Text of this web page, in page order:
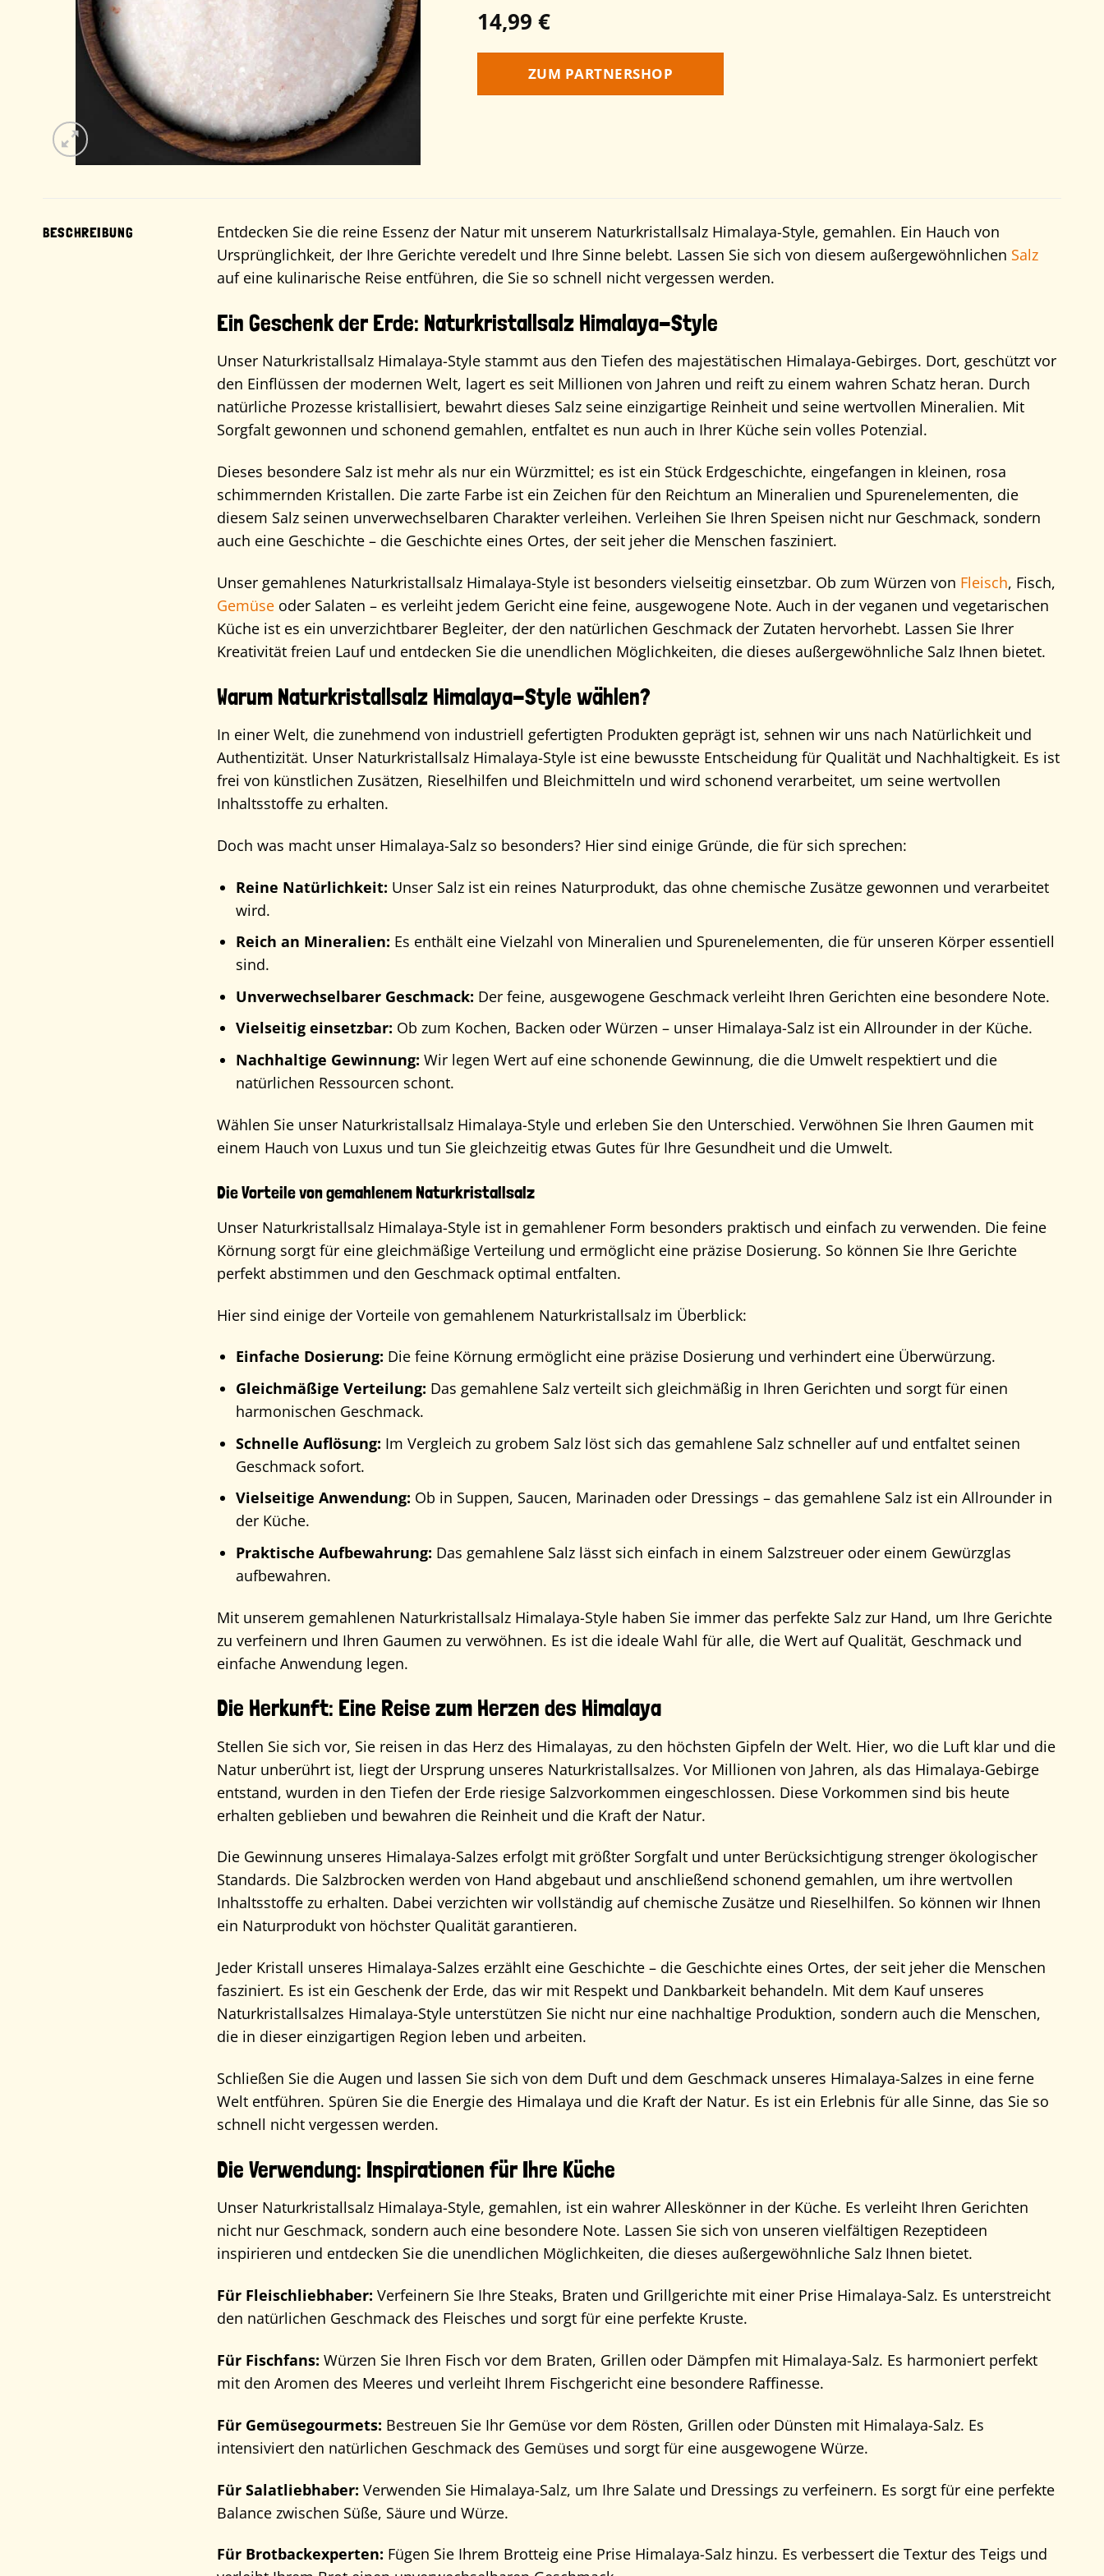
14,99€
ZUM PARTNERSHOP
BESCHREIBUNG
Entdecken Sie die reine Essenz der Natur mit unserem Naturkristallsalz Himalaya-Style, gemahlen. Ein Hauch von
Ursprünglichkeit, der Ihre Gerichte veredelt und Ihre Sinne belebt. Lassen Sie sich von diesem außergewöhnlichen Salz
auf eine kulinarische Reise entführen, die Sie so schnell nicht vergessen werden.
Ein Geschenk der Erde: Naturkristallsalz Himalaya-Style
Unser Naturkristallsalz Himalaya-Style stammt aus den Tiefen des majestätischen Himalaya-Gebirges. Dort, geschützt vor
den Einflüssen der modernen Welt, lagert es seit Millionen von Jahren und reift zu einem wahren Schatz heran. Durch
natürliche Prozesse kristallisiert, bewahrt dieses Salz seine einzigartige Reinheit und seine wertvollen Mineralien. Mit
Sorgfalt gewonnen und schonend gemahlen, entfaltet es nun auch in Ihrer Küche sein volles Potenzial.
Dieses besondere Salz ist mehr als nur ein Würzmittel; es ist ein Stück Erdgeschichte, eingefangen in kleinen, rosa
schimmernden Kristallen. Die zarte Farbe ist ein Zeichen für den Reichtum an Mineralien und Spurenelementen, die
diesem Salz seinen unverwechselbaren Charakter verleihen. Verleihen Sie Ihren Speisen nicht nur Geschmack, sondern
auch eine Geschichte – die Geschichte eines Ortes, der seit jeher die Menschen fasziniert.
Unser gemahlenes Naturkristallsalz Himalaya-Style ist besonders vielseitig einsetzbar. Ob zum Würzen von Fleisch, Fisch,
Gemüseoder Salaten – es verleiht jedem Gericht eine feine, ausgewogene Note. Auch in der veganen und vegetarischen
Küche ist es ein unverzichtbarer Begleiter, der den natürlichen Geschmack der Zutaten hervorhebt. Lassen Sie Ihrer
Kreativität freien Lauf und entdecken Sie die unendlichen Möglichkeiten, die dieses außergewöhnliche Salz Ihnen bietet.
Warum Naturkristallsalz Himalaya-Style wählen?
In einer Welt, die zunehmend von industriell gefertigten Produkten geprägt ist, sehnen wir uns nach Natürlichkeit und
Authentizität. Unser Naturkristallsalz Himalaya-Style ist eine bewusste Entscheidung für Qualität und Nachhaltigkeit. Es ist
frei von künstlichen Zusätzen, Rieselhilfen und Bleichmitteln und wird schonend verarbeitet, um seine wertvollen
Inhaltsstoffe zu erhalten.
Doch was macht unser Himalaya-Salz so besonders? Hier sind einige Gründe, die für sich sprechen:
Reine Natürlichkeit: Unser Salz ist ein reines Naturprodukt, das ohne chemische Zusätze gewonnen und verarbeitet
wird.
Reich an Mineralien: Es enthält eine Vielzahl von Mineralien und Spurenelementen, die für unseren Körper essentiell
sind.
Unverwechselbarer Geschmack: Der feine, ausgewogene Geschmack verleiht Ihren Gerichten eine besondere Note.
Vielseitig einsetzbar: Ob zum Kochen, Backen oder Würzen – unser Himalaya-Salz ist ein Allrounder in der Küche.
Nachhaltige Gewinnung: Wir legen Wert auf eine schonende Gewinnung, die die Umwelt respektiert und die
natürlichen Ressourcen schont.
Wählen Sie unser Naturkristallsalz Himalaya-Style und erleben Sie den Unterschied. Verwöhnen Sie Ihren Gaumen mit
einem Hauch von Luxus und tun Sie gleichzeitig etwas Gutes für Ihre Gesundheit und die Umwelt.
Die Vorteile von gemahlenem Naturkristallsalz
Unser Naturkristallsalz Himalaya-Style ist in gemahlener Form besonders praktisch und einfach zu verwenden. Die feine
Körnung sorgt für eine gleichmäßige Verteilung und ermöglicht eine präzise Dosierung. So können Sie Ihre Gerichte
perfekt abstimmen und den Geschmack optimal entfalten.
Hier sind einige der Vorteile von gemahlenem Naturkristallsalz im Überblick:
Einfache Dosierung: Die feine Körnung ermöglicht eine präzise Dosierung und verhindert eine Überwürzung.
Gleichmäßige Verteilung: Das gemahlene Salz verteilt sich gleichmäßig in Ihren Gerichten und sorgt für einen
harmonischen Geschmack.
Schnelle Auflösung: Im Vergleich zu grobem Salz löst sich das gemahlene Salz schneller auf und entfaltet seinen
Geschmack sofort.
Vielseitige Anwendung: Ob in Suppen, Saucen, Marinaden oder Dressings – das gemahlene Salz ist ein Allrounder in
der Küche.
Praktische Aufbewahrung: Das gemahlene Salz lässt sich einfach in einem Salzstreuer oder einem Gewürzglas
aufbewahren.
Mit unserem gemahlenen Naturkristallsalz Himalaya-Style haben Sie immer das perfekte Salz zur Hand, um Ihre Gerichte
zu verfeinern und Ihren Gaumen zu verwöhnen. Es ist die ideale Wahl für alle, die Wert auf Qualität, Geschmack und
einfache Anwendung legen.
Die Herkunft: Eine Reise zum Herzen des Himalaya
Stellen Sie sich vor, Sie reisen in das Herz des Himalayas, zu den höchsten Gipfeln der Welt. Hier, wo die Luft klar und die
Natur unberührt ist, liegt der Ursprung unseres Naturkristallsalzes. Vor Millionen von Jahren, als das Himalaya-Gebirge
entstand, wurden in den Tiefen der Erde riesige Salzvorkommen eingeschlossen. Diese Vorkommen sind bis heute
erhalten geblieben und bewahren die Reinheit und die Kraft der Natur.
Die Gewinnung unseres Himalaya-Salzes erfolgt mit größter Sorgfalt und unter Berücksichtigung strenger ökologischer
Standards. Die Salzbrocken werden von Hand abgebaut und anschließend schonend gemahlen, um ihre wertvollen
Inhaltsstoffe zu erhalten. Dabei verzichten wir vollständig auf chemische Zusätze und Rieselhilfen. So können wir Ihnen
ein Naturprodukt von höchster Qualität garantieren.
Jeder Kristall unseres Himalaya-Salzes erzählt eine Geschichte – die Geschichte eines Ortes, der seit jeher die Menschen
fasziniert. Es ist ein Geschenk der Erde, das wir mit Respekt und Dankbarkeit behandeln. Mit dem Kauf unseres
Naturkristallsalzes Himalaya-Style unterstützen Sie nicht nur eine nachhaltige Produktion, sondern auch die Menschen,
die in dieser einzigartigen Region leben und arbeiten.
Schließen Sie die Augen und lassen Sie sich von dem Duft und dem Geschmack unseres Himalaya-Salzes in eine ferne
Welt entführen. Spüren Sie die Energie des Himalaya und die Kraft der Natur. Es ist ein Erlebnis für alle Sinne, das Sie so
schnell nicht vergessen werden.
Die Verwendung: Inspirationen für Ihre Küche
Unser Naturkristallsalz Himalaya-Style, gemahlen, ist ein wahrer Alleskönner in der Küche. Es verleiht Ihren Gerichten
nicht nur Geschmack, sondern auch eine besondere Note. Lassen Sie sich von unseren vielfältigen Rezeptideen
inspirieren und entdecken Sie die unendlichen Möglichkeiten, die dieses außergewöhnliche Salz Ihnen bietet.
Für Fleischliebhaber: Verfeinern Sie Ihre Steaks, Braten und Grillgerichte mit einer Prise Himalaya-Salz. Es unterstreicht
den natürlichen Geschmack des Fleisches und sorgt für eine perfekte Kruste.
Für Fischfans: Würzen Sie Ihren Fisch vor dem Braten, Grillen oder Dämpfen mit Himalaya-Salz. Es harmoniert perfekt
mit den Aromen des Meeres und verleiht Ihrem Fischgericht eine besondere Raffinesse.
Für Gemüsegourmets: Bestreuen Sie Ihr Gemüse vor dem Rösten, Grillen oder Dünsten mit Himalaya-Salz. Es
intensiviert den natürlichen Geschmack des Gemüses und sorgt für eine ausgewogene Würze.
Für Salatliebhaber: Verwenden Sie Himalaya-Salz, um Ihre Salate und Dressings zu verfeinern. Es sorgt für eine perfekte
Balance zwischen Süße, Säure und Würze.
Für Brotbackexperten: Fügen Sie Ihrem Brotteig eine Prise Himalaya-Salz hinzu. Es verbessert die Textur des Teigs und